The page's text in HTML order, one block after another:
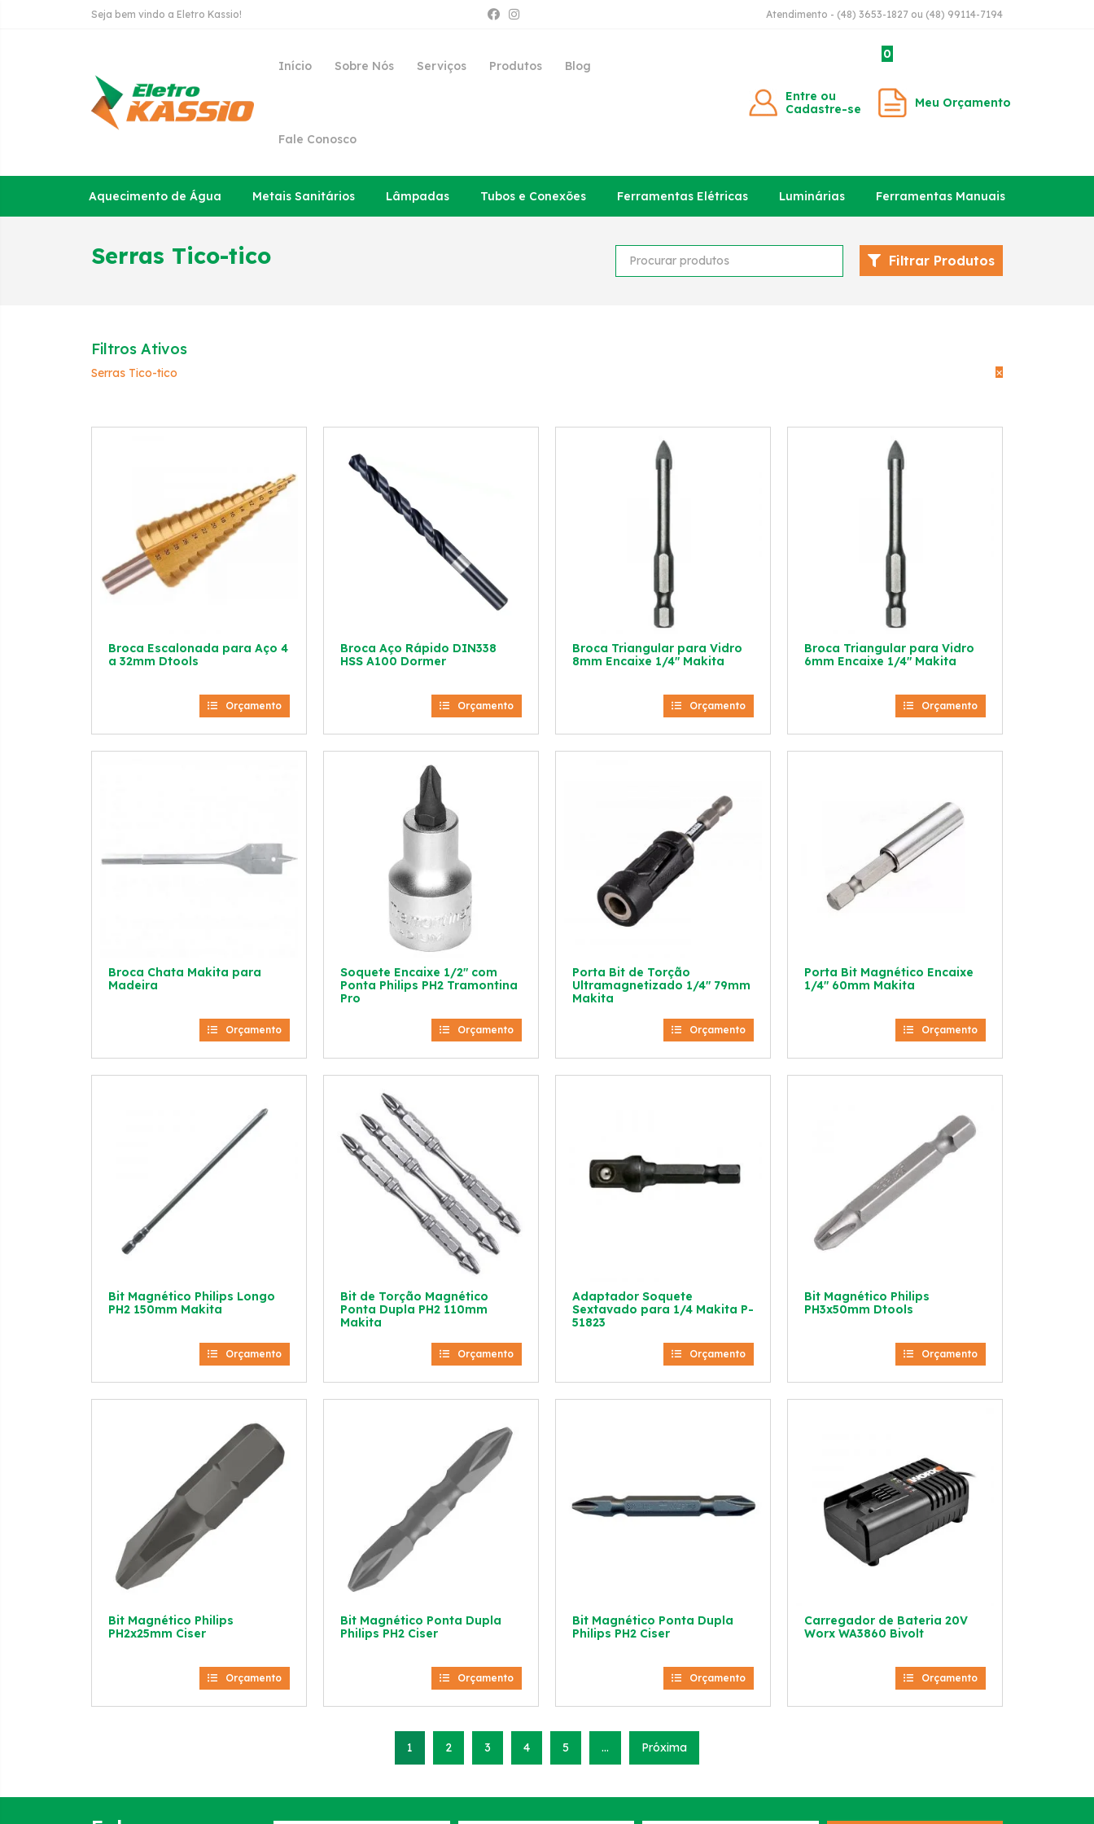
Seja bem vindo a Eletro Kassio! Atendimento - (48) 3653-1827 ou (48) 99114-7194
Início Sobre Nós Serviços Produtos Blog
Fale Conosco
Entre ou
Cadastre-se
0
Meu Orçamento
Aquecimento de Água Metais Sanitários Lâmpadas Tubos e Conexões Ferramentas Elétricas Luminárias Ferramentas Manuais
Serras Tico-tico Filtrar Produtos
Filtros Ativos
Serras Tico-tico ×
Broca Escalonada para Aço 4
a 32mm Dtools
Orçamento
Broca Aço Rápido DIN338
HSS A100 Dormer
Orçamento
Broca Triangular para Vidro
8mm Encaixe 1/4″ Makita
Orçamento
Broca Triangular para Vidro
6mm Encaixe 1/4″ Makita
Orçamento
Broca Chata Makita para
Madeira
Orçamento
Soquete Encaixe 1/2″ com
Ponta Philips PH2 Tramontina
Pro
Orçamento
Porta Bit de Torção
Ultramagnetizado 1/4″ 79mm
Makita
Orçamento
Porta Bit Magnético Encaixe
1/4″ 60mm Makita
Orçamento
Bit Magnético Philips Longo
PH2 150mm Makita
Orçamento
Bit de Torção Magnético
Ponta Dupla PH2 110mm
Makita
Orçamento
Adaptador Soquete
Sextavado para 1/4 Makita P-
51823
Orçamento
Bit Magnético Philips
PH3x50mm Dtools
Orçamento
Bit Magnético Philips
PH2x25mm Ciser
Orçamento
Bit Magnético Ponta Dupla
Philips PH2 Ciser
Orçamento
Bit Magnético Ponta Dupla
Philips PH2 Ciser
Orçamento
Carregador de Bateria 20V
Worx WA3860 Bivolt
Orçamento
1 2 3 4 5 … Próxima